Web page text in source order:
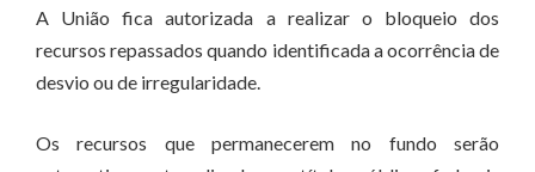
A União fica autorizada a realizar o bloqueio dos
recursos repassados quando identificada a ocorrência de
desvio ou de irregularidade.
Os recursos que permanecerem no fundo serão